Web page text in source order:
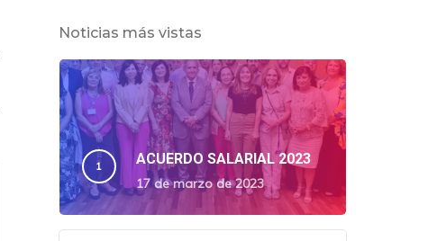
Noticias más vistas
ACUERDO SALARIAL 2023
17 de marzo de 2023